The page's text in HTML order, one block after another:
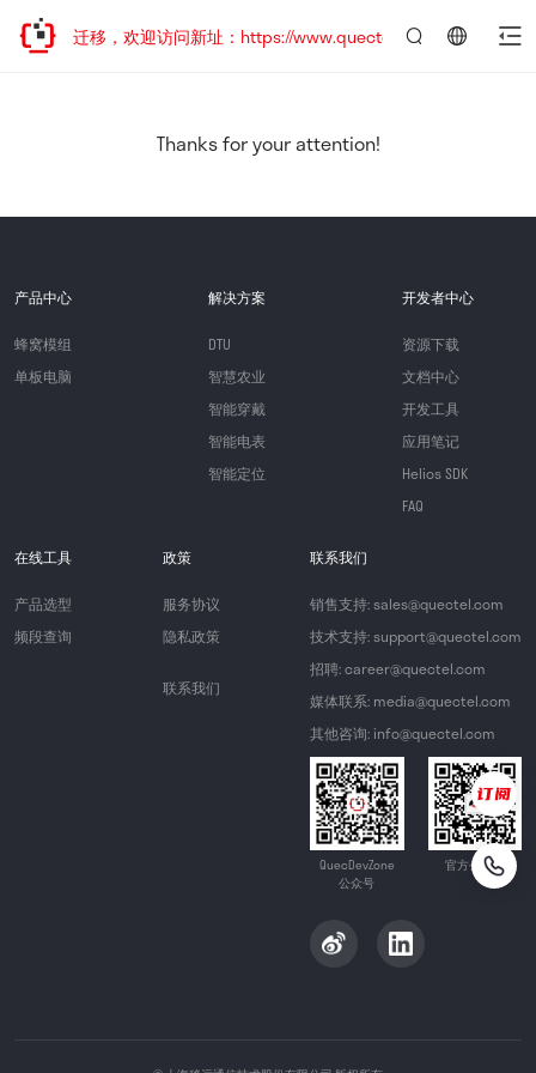
地址已迁移，欢迎访问新址：https://www.quectel.com.cn
Thanks for your attention!
产品中心
蜂窝模组
单板电脑
解决方案
DTU
智慧农业
智能穿戴
智能电表
智能定位
开发者中心
资源下载
文档中心
开发工具
应用笔记
Helios SDK
FAQ
在线工具
产品选型
频段查询
政策
服务协议
隐私政策
联系我们
联系我们
销售支持: sales@quectel.com
技术支持: support@quectel.com
招聘: career@quectel.com
媒体联系: media@quectel.com
其他咨询: info@quectel.com
QuecDevZone
公众号
官方公众号